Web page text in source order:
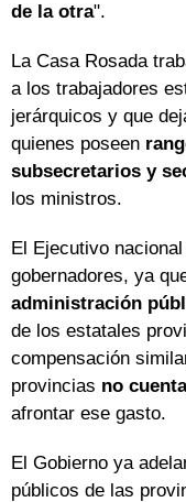
de la otra".
La Casa Rosada
a los trabajadores
jerárquicos y que
quienes poseen
subsecretarios y
los ministros.
El Ejecutivo
gobernadores, ya
administración
de los estatales
compensación
provincias no
afrontar ese gasto.
El Gobierno ya
públicos de las